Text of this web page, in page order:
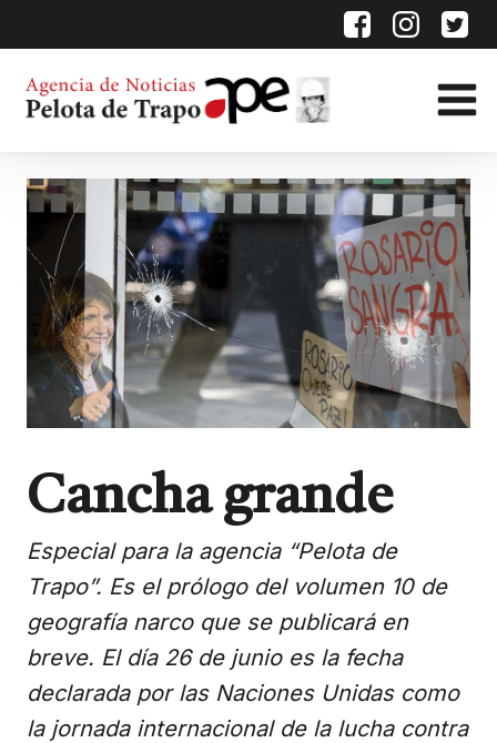
Cancha grande
Especial para la agencia “Pelota de
Trapo”. Es el prólogo del volumen 10 de
geografía narco que se publicará en
breve. El día 26 de junio es la fecha
declarada por las Naciones Unidas como
la jornada internacional de la lucha contra